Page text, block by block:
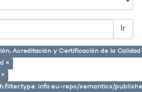
Ir
Acreditación y Certificación de la
×
info:eu-repo/semantics/